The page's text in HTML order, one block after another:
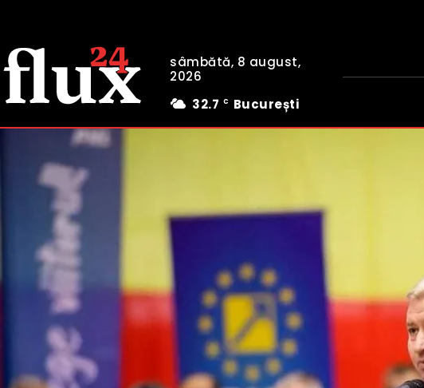
sâmbătă, 8 august,
2026
32.7 C București